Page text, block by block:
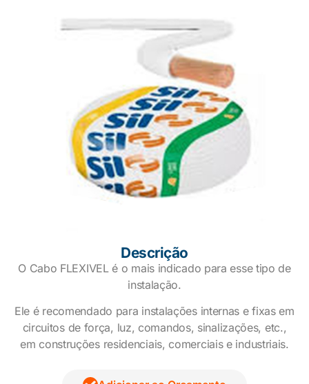
Descrição
O Cabo FLEXIVEL é o mais indicado para esse tipo de
instalação.
Ele é recomendado para instalações internas e fixas em
circuitos de força, luz, comandos, sinalizações, etc.,
em construções residenciais, comerciais e industriais.